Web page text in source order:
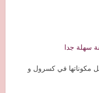
سهلة جدا
مكوناتها في كسرول و